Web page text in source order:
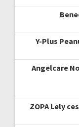
Y-Plus
Angelcare
ZOPA Lely